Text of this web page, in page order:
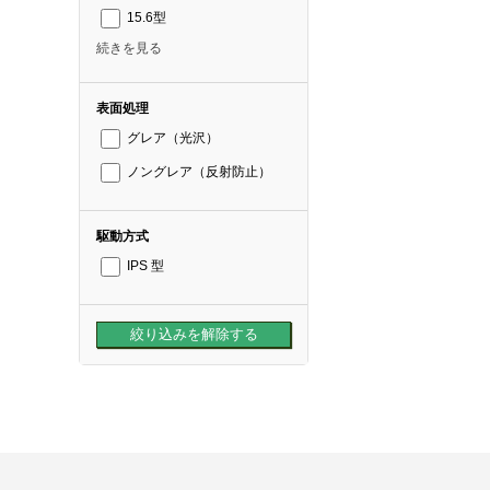
15.6型
続きを見る
表面処理
グレア（光沢）
ノングレア（反射防止）
駆動方式
IPS 型